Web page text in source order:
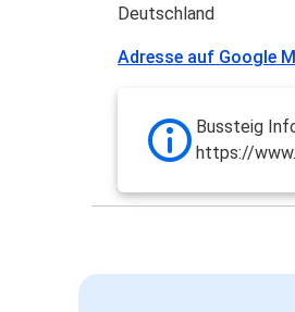
Deutschland
Adresse auf Google
Bussteig
https://